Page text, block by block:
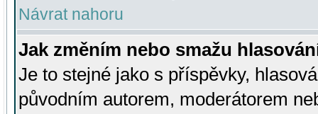
Návrat nahoru
Jak změním nebo smažu
Je to stejné jako s příspěvky,
původním autorem, moderátorem